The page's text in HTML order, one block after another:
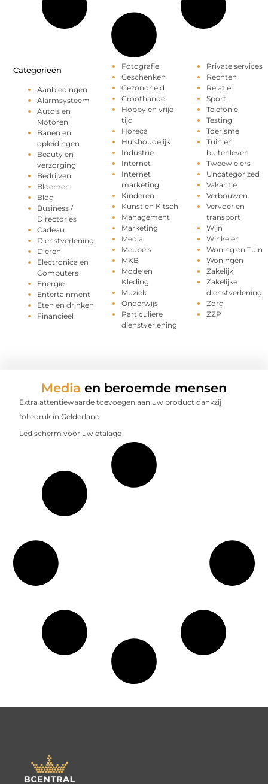
Categorieën
Aanbiedingen
Alarmsysteem
Auto's en
Motoren
Banen en
opleidingen
Beauty en
verzorging
Bedrijven
Bloemen
Blog
Business /
Directories
Cadeau
Dienstverlening
Dieren
Electronica en
Computers
Energie
Entertainment
Eten en drinken
Financieel
Fotografie
Geschenken
Gezondheid
Groothandel
Hobby en vrije
tijd
Horeca
Huishoudelijk
Industrie
Internet
Internet
marketing
Kinderen
Kunst en Kitsch
Management
Marketing
Media
Meubels
MKB
Mode en
Kleding
Muziek
Onderwijs
Particuliere
dienstverlening
Private services
Rechten
Relatie
Sport
Telefonie
Testing
Toerisme
Tuin en
buitenleven
Tweewielers
Uncategorized
Vakantie
Verbouwen
Vervoer en
transport
Wijn
Winkelen
Woning en Tuin
Woningen
Zakelijk
Zakelijke
dienstverlening
Zorg
ZZP
Media en beroemde mensen
Extra attentiewaarde toevoegen aan uw product dankzij
foliedruk in Gelderland
Led scherm voor uw etalage